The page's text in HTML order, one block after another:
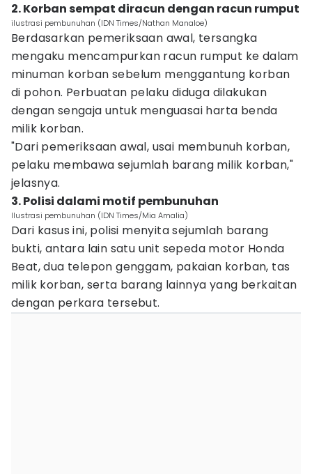
2. Korban sempat diracun dengan racun rumput
ilustrasi pembunuhan (IDN Times/Nathan Manaloe)
Berdasarkan pemeriksaan awal, tersangka
mengaku mencampurkan racun rumput ke dalam
minuman korban sebelum menggantung korban
di pohon. Perbuatan pelaku diduga dilakukan
dengan sengaja untuk menguasai harta benda
milik korban.
"Dari pemeriksaan awal, usai membunuh korban,
pelaku membawa sejumlah barang milik korban,"
jelasnya.
3. Polisi dalami motif pembunuhan
Ilustrasi pembunuhan (IDN Times/Mia Amalia)
Dari kasus ini, polisi menyita sejumlah barang
bukti, antara lain satu unit sepeda motor Honda
Beat, dua telepon genggam, pakaian korban, tas
milik korban, serta barang lainnya yang berkaitan
dengan perkara tersebut.